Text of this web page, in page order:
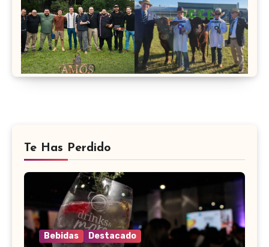
Te Has Perdido
Bebidas Destacado